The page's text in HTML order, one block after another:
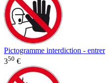
Pictogramme interdiction - entrer
350 €